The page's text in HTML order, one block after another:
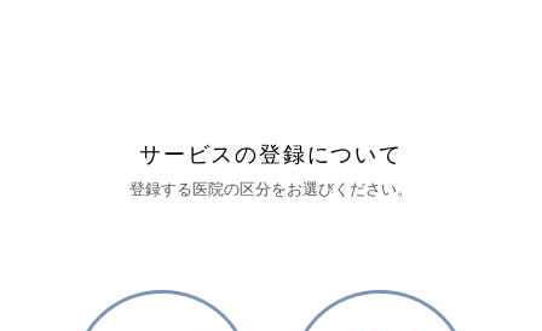
サービスの登録について
登録する医院の区分をお選びください。